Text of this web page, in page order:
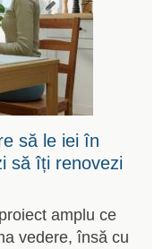
să le iei în
să îți renovezi
amplu ce
vedere, însă cu